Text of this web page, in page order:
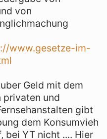
von
www.gesetze-im-
Geld mit dem
privaten und
gibt
dem Konsumvieh
bei YT nicht .... Hier